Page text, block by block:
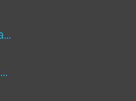
Stop à l'abattage des arbres!!!!
Des dorlotoirs pour sauver les abeilles sauvages....